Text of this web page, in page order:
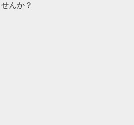
んか？